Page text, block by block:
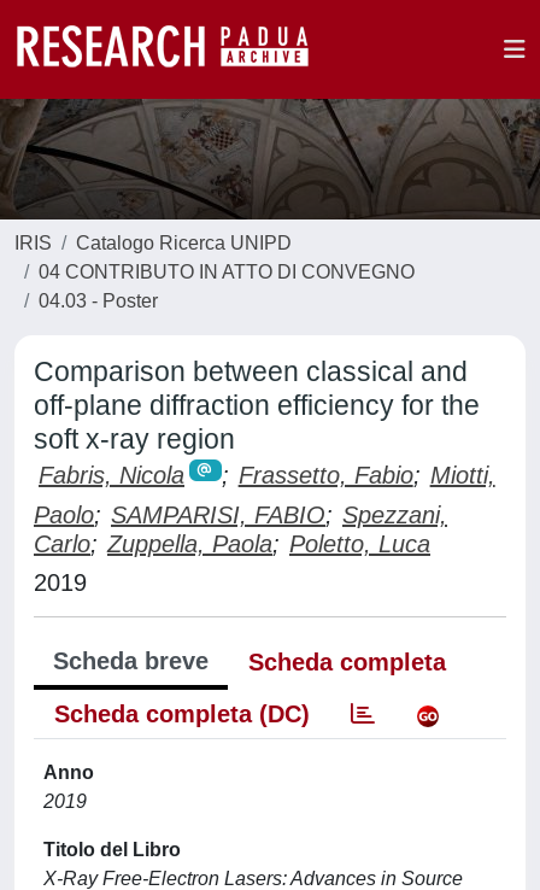
IRIS
Catalogo Ricerca UNIPD
04 CONTRIBUTO IN ATTO DI CONVEGNO
04.03 - Poster
Comparison between classical and
off-plane diffraction efficiency for the
soft x-ray region
Fabris, Nicola ; Frassetto, Fabio; Miotti,
Paolo; SAMPARISI, FABIO; Spezzani,
Carlo; Zuppella, Paola; Poletto, Luca
2019
Scheda breve
Scheda completa
Scheda completa (DC)
Anno
2019
Titolo del Libro
X-Ray Free-Electron Lasers: Advances in Source